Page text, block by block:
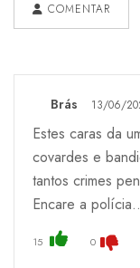
COMENTAR
Brás 13/06/
Estes caras da
covardes e
tantos crimes
Encare a
15 0